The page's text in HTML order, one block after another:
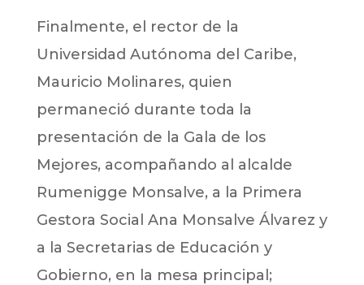
Finalmente, el rector de la
Universidad Autónoma del Caribe,
Mauricio Molinares, quien
permaneció durante toda la
presentación de la Gala de los
Mejores, acompañando al alcalde
Rumenigge Monsalve, a la Primera
Gestora Social Ana Monsalve Álvarez y
a la Secretarias de Educación y
Gobierno, en la mesa principal;